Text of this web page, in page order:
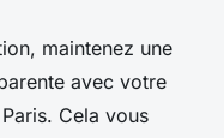
maintenez une
avec votre
Cela vous